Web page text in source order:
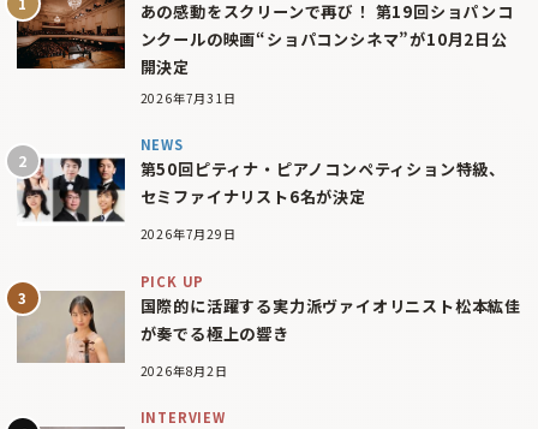
あの感動をスクリーンで再び！ 第19回ショパンコ
ンクールの映画“ショパコンシネマ”が10月2日公
開決定
2026年7月31日
NEWS
第50回ピティナ・ピアノコンペティション特級、
セミファイナリスト6名が決定
2026年7月29日
PICK UP
国際的に活躍する実力派ヴァイオリニスト松本紘佳
が奏でる極上の響き
2026年8月2日
INTERVIEW